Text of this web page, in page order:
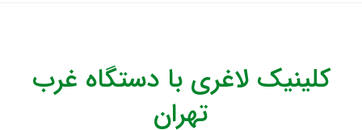
کلینیک لاغری با دستگاه غرب
تهران